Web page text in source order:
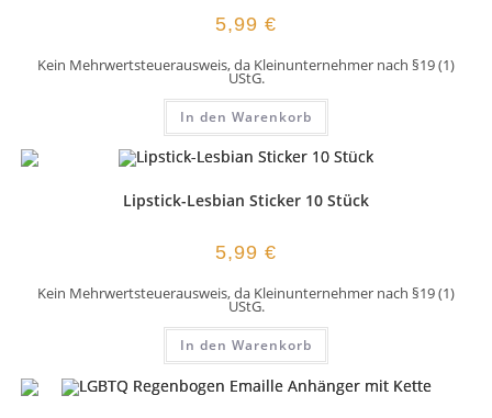
5,99 €
Kein Mehrwertsteuerausweis, da Kleinunternehmer nach §19 (1)
UStG.
In den Warenkorb
Lipstick-Lesbian Sticker 10 Stück
5,99 €
Kein Mehrwertsteuerausweis, da Kleinunternehmer nach §19 (1)
UStG.
In den Warenkorb